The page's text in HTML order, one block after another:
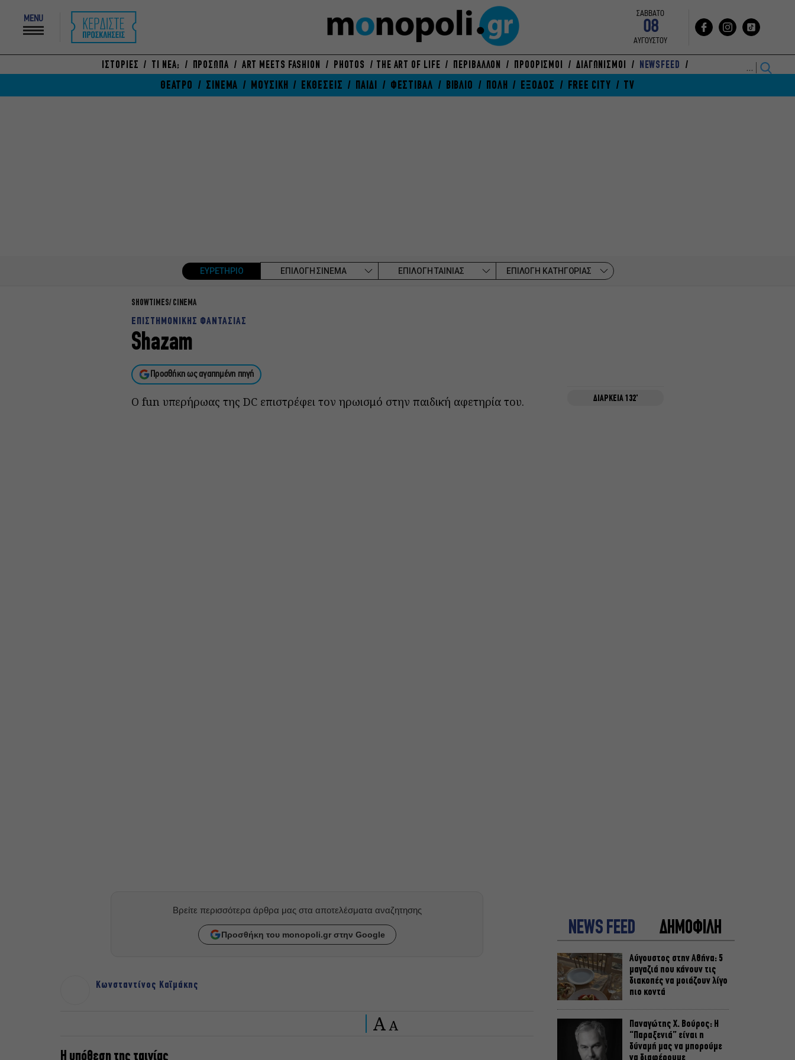
MENU
ΣΑΒΒΑΤΟ
08
ΑΥΓΟΥΣΤΟΥ
ΙΣΤΟΡΙΕΣ ΤΙ ΝΕΑ; ΠΡΟΣΩΠΑ ART MEETS FASHION PHOTOS THE ART OF LIFE ΠΕΡΙΒΑΛΛΟΝ ΠΡΟΟΡΙΣΜΟΙ ΔΙΑΓΩΝΙΣΜΟΙ NEWSFEED
ΘΕΑΤΡΟ ΣΙΝΕΜΑ ΜΟΥΣΙΚΗ ΕΚΘΕΣΕΙΣ ΠΑΙΔΙ ΦΕΣΤΙΒΑΛ ΒΙΒΛΙΟ ΠΟΛΗ ΕΞΟΔΟΣ FREE CITY TV
ΕΥΡΕΤΗΡΙΟ ΕΠΙΛΟΓΗ ΣΙΝΕΜΑ ΕΠΙΛΟΓΗ ΤΑΙΝΙΑΣ ΕΠΙΛΟΓΗ ΚΑΤΗΓΟΡΙΑΣ
SHOWTIMES CINEMA
ΕΠΙΣΤΗΜΟΝΙΚΗΣ ΦΑΝΤΑΣΙΑΣ
Shazam
Προσθήκη ως αγαπημένη πηγή
O fun υπερήρωας της DC επιστρέφει τον ηρωισμό στην παιδική αφετηρία του. ΔΙΑΡΚΕΙΑ 132'
Βρείτε περισσότερα άρθρα μας στα αποτελέσματα αναζητησης
Προσθήκη του monopoli.gr στην Google
Κωνσταντίνος Καϊμάκης
A A
Η υπόθεση της ταινίας
NEWS FEED ΔΗΜΟΦΙΛΗ
Αύγουστος στην Αθήνα: 5
μαγαζιά που κάνουν τις
διακοπές να μοιάζουν λίγο
πιο κοντά
Παναγώτης Χ. Βούρος: Η
“Παραξενιά” είναι η
δύναμή μας να μπορούμε